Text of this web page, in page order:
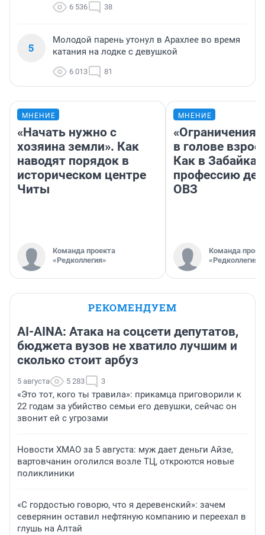
6 536 38
5
Молодой парень утонул в Арахлее во время
катания на лодке с девушкой
6 013 81
МНЕНИЕ
«Начать нужно с
хозяина земли». Как
наводят порядок в
историческом центре
Читы
Команда проекта
«Редколлегия»
МНЕНИЕ
«Ограничения
в голове
Как в
профессию
ОВЗ
Команда
«Редколлегия»
РЕКОМЕНДУЕМ
AI-AINA: Атака на соцсети депутатов,
бюджета вузов не хватило лучшим и
сколько стоит арбуз
5 августа 5 283 3
«Это тот, кого ты травила»: прикамца приговорили к
22 годам за убийство семьи его девушки, сейчас он
звонит ей с угрозами
Новости ХМАО за 5 августа: муж дает деньги Айзе,
вартовчанин оголился возле ТЦ, откроются новые
поликлиники
«С гордостью говорю, что я деревенский»: зачем
северянин оставил нефтяную компанию и переехал в
глушь на Алтай